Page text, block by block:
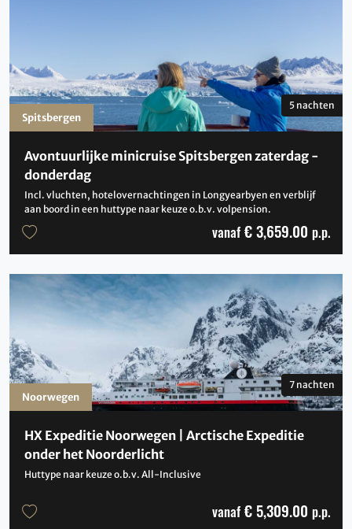
Avontuurlijke minicruise Spitsbergen zaterdag -
donderdag
Incl. vluchten, hotelovernachtingen in Longyearbyen en verblijf
aan boord in een huttype naar keuze o.b.v. volpension.
5 nachten
vanaf € 3,659.00 p.p.
Spitsbergen
HX Expeditie Noorwegen | Arctische Expeditie
onder het Noorderlicht
Huttype naar keuze o.b.v. All-Inclusive
7 nachten
vanaf € 5,309.00 p.p.
Noorwegen